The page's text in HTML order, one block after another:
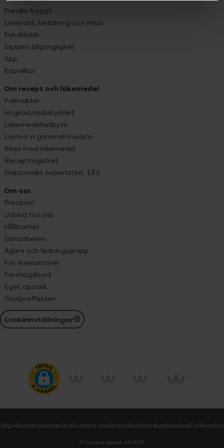
Handla tryggt
Leverans, betalning och retur
Kundklubb
Sajtens tillgänglighet
App
Köpvillkor
Om recept och läkemedel
Fullmakter
Högkostnadsskyddet
Läkemedelsutbyte
Lämna in gammal medicin
Resa med läkemedel
Receptregistret
Elektroniskt expertstöd, EES
Om oss
Pressrum
Jobba hos oss
Hållbarhet
Samarbeten
Ägare och ledningsgrupp
För leverantörer
Företagskund
Eget apotek
Glädjeeffekten
Cookieinställningar
KöpvillkorIntegritetspolicyKlubbens medlemsvillkorDataskyddsombudCookiepolicy
© Kronans Apotek AB 2026